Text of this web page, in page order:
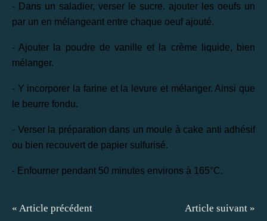
- Dans un saladier, verser le sucre. ajouter les oeufs un
par un en mélangeant entre chaque oeuf ajouté.
- Ajouter la poudre de vanille et la crème liquide, bien
mélanger.
- Y incorporer la farine et la levure et mélanger. Ainsi que
le beurre fondu.
- Verser la préparation dans un moule à cake anti adhésif
ou bien recouvert de papier sulfurisé.
- Enfourner pendant 50 minutes environs à 165°C.
« Article précédent Article suivant »